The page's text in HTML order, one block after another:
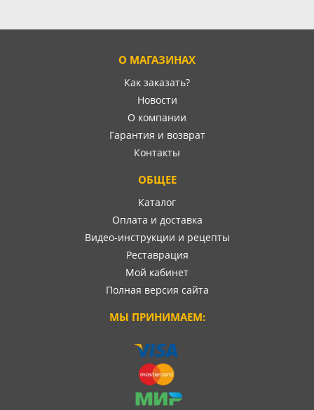
О МАГАЗИНАХ
Как заказать?
Новости
О компании
Гарантия и возврат
Контакты
ОБЩЕЕ
Каталог
Оплата и доставка
Видео-инструкции и рецепты
Реставрация
Мой кабинет
Полная версия сайта
МЫ ПРИНИМАЕМ: